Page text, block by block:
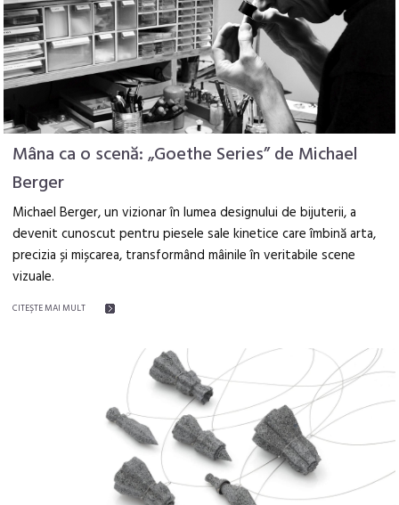
Mâna ca o scenă: „Goethe Series” de Michael
Berger
Michael Berger, un vizionar în lumea designului de bijuterii, a
devenit cunoscut pentru piesele sale kinetice care îmbină arta,
precizia și mișcarea, transformând mâinile în veritabile scene
vizuale.
CITEŞTE MAI MULT